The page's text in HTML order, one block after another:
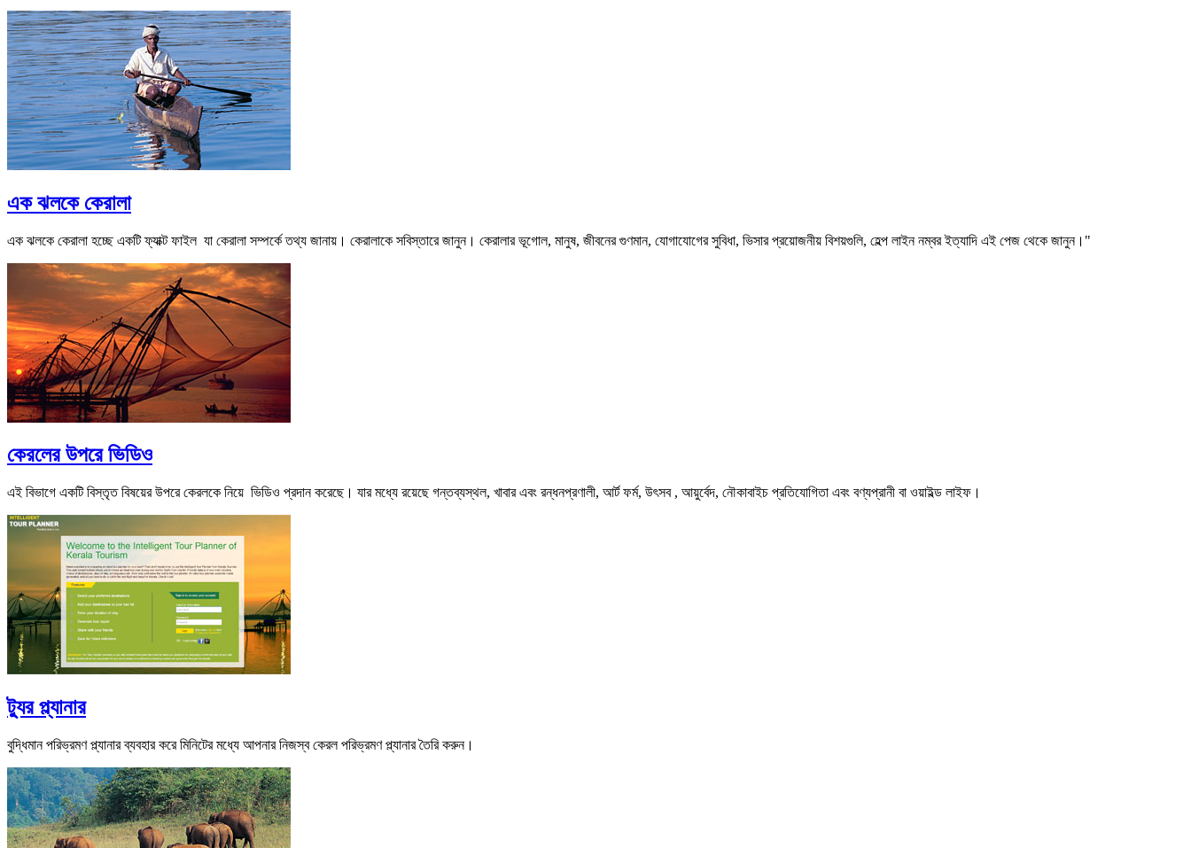
এক ঝলকে কেরালা
এক ঝলকে কেরালা হচ্ছে একটি ফ্যাক্ট ফাইল যা কেরালা সম্পর্কে তথ্য জানায়। কেরালাকে সবিস্তারে জানুন। কেরালার ভূগোল, মানুষ, জীবনের গুণমান, যোগাযোগের সুবিধা, ভিসার প্রয়োজনীয় বিশয়গুলি, হেল্প লাইন নম্বর ইত্যাদি এই পেজ থেকে জানুন।"
কেরলের উপরে ভিডিও
এই বিভাগে একটি বিস্তৃত বিষয়ের উপরে কেরলকে নিয়ে ভিডিও প্রদান করেছে। যার মধ্যে রয়েছে গন্তব্যস্থল, খাবার এবং রন্ধনপ্রণালী, আর্ট ফর্ম, উৎসব , আয়ুর্বেদ, নৌকাবাইচ প্রতিযোগিতা এবং বণ্যপ্রানী বা ওয়াইল্ড লাইফ।
ট্যুর প্ল্যানার
বুদ্ধিমান পরিভ্রমণ প্ল্যানার ব্যবহার করে মিনিটের মধ্যে আপনার নিজস্ব কেরল পরিভ্রমণ প্ল্যানার তৈরি করুন।